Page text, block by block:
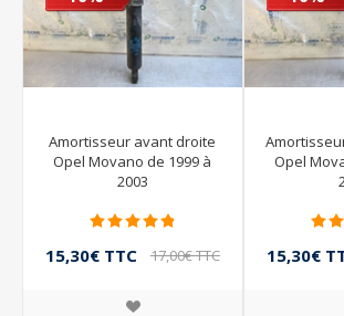
Amortisseur avant droite
Opel Movano de 1999 à
2003
15,30€ TTC 17,00€ TTC
Opel
15,30€